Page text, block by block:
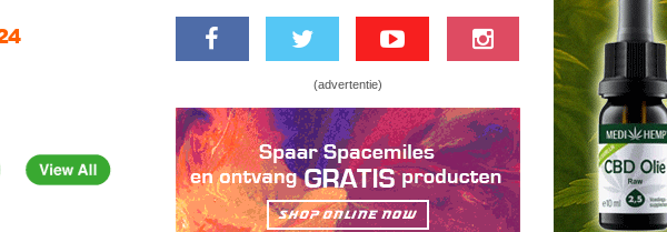
(advertentie)